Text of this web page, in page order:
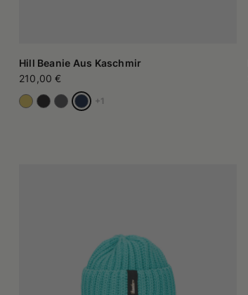
Hill Beanie Aus Kaschmir
210,00 €
+1